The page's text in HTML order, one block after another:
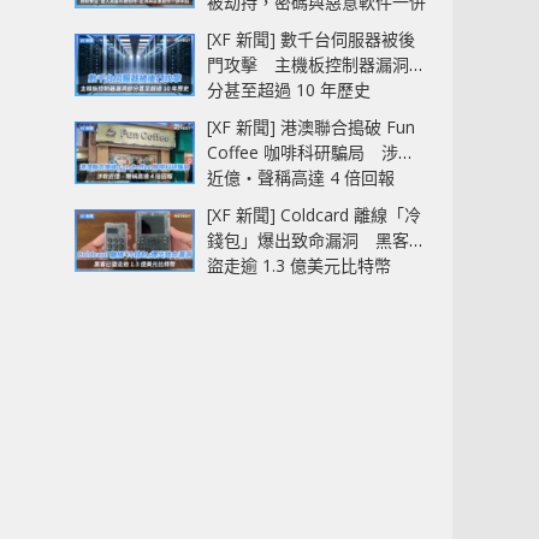
中招
[XF 新聞] 數千台伺服器被後
門攻擊 主機板控制器漏洞部
分甚至超過 10 年歷史
[XF 新聞] 港澳聯合搗破 Fun
Coffee 咖啡科研騙局 涉款
近億‧聲稱高達 4 倍回報
[XF 新聞] Coldcard 離線「冷
錢包」爆出致命漏洞 黑客已
盜走逾 1.3 億美元比特幣